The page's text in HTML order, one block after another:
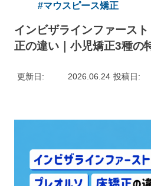
#マウスピース矯正
インビザラインファース
正の違い｜小児矯正3種の
更新日 2026.06.24 投稿日